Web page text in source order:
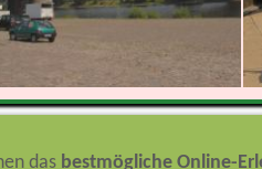
das bestmögliche Online-